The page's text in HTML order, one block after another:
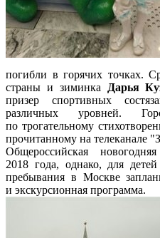
погибли в горячих точках.
страны и зиминка
Дарья
призер спортивных
различных уровней.
по трогательному
прочитанному на телеканале
Общероссийская
2018 года, однако, для
пребывания в Москве
и экскурсионная программа.